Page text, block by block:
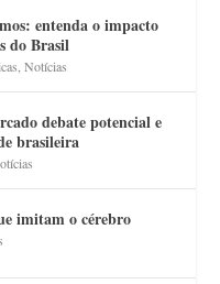
entenda o impacto
do Brasil
,Notícias
debate potencial e
brasileira
imitam o cérebro